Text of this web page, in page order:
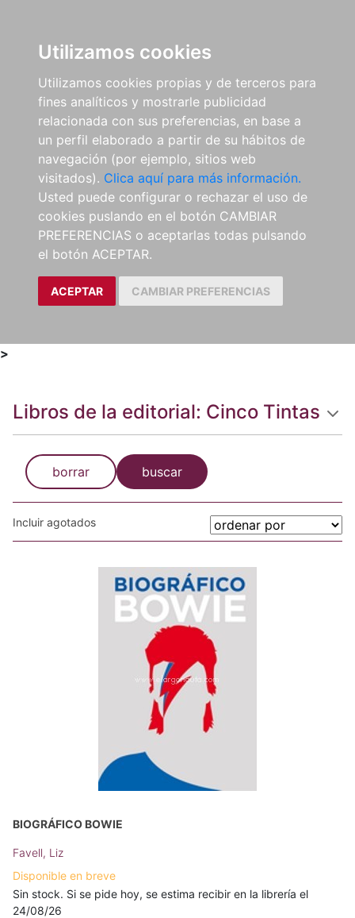
Utilizamos cookies
Utilizamos cookies propias y de terceros para
fines analíticos y mostrarle publicidad
relacionada con sus preferencias, en base a
un perfil elaborado a partir de su hábitos de
navegación (por ejemplo, sitios web
visitados). Clica aquí para más información.
Usted puede configurar o rechazar el uso de
cookies puslando en el botón CAMBIAR
PREFERENCIAS o aceptarlas todas pulsando
el botón ACEPTAR.
ACEPTAR CAMBIAR PREFERENCIAS
>
Libros de la editorial: Cinco Tintas
borrar buscar
Incluir agotados
BIOGRÁFICO BOWIE
Favell, Liz
Disponible en breve
Sin stock. Si se pide hoy, se estima recibir en la librería el
24/08/26